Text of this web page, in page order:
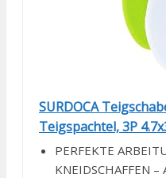
SURDOCA
Teigspachtel, 3P
PERFEKTE
KNEIDSCHAFFEN